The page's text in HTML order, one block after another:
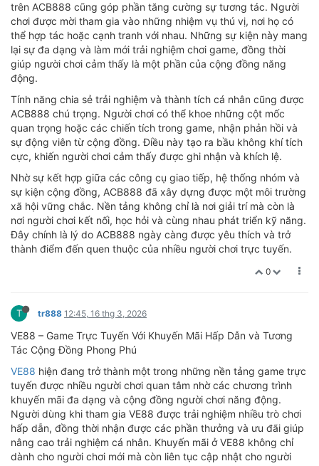
trên ACB888 cũng góp phần tăng cường sự tương tác. Người
chơi được mời tham gia vào những nhiệm vụ thú vị, nơi họ có
thể hợp tác hoặc cạnh tranh với nhau. Những sự kiện này mang
lại sự đa dạng và làm mới trải nghiệm chơi game, đồng thời
giúp người chơi cảm thấy là một phần của cộng đồng năng
động.
Tính năng chia sẻ trải nghiệm và thành tích cá nhân cũng được
ACB888 chú trọng. Người chơi có thể khoe những cột mốc
quan trọng hoặc các chiến tích trong game, nhận phản hồi và
sự động viên từ cộng đồng. Điều này tạo ra bầu không khí tích
cực, khiến người chơi cảm thấy được ghi nhận và khích lệ.
Nhờ sự kết hợp giữa các công cụ giao tiếp, hệ thống nhóm và
sự kiện cộng đồng, ACB888 đã xây dựng được một môi trường
xã hội vững chắc. Nền tảng không chỉ là nơi giải trí mà còn là
nơi người chơi kết nối, học hỏi và cùng nhau phát triển kỹ năng.
Đây chính là lý do ACB888 ngày càng được yêu thích và trở
thành điểm đến quen thuộc của nhiều người chơi trực tuyến.
0
T tr888 12:45, 16 thg 3, 2026
VE88 – Game Trực Tuyến Với Khuyến Mãi Hấp Dẫn và Tương
Tác Cộng Đồng Phong Phú
VE88 hiện đang trở thành một trong những nền tảng game trực
tuyến được nhiều người chơi quan tâm nhờ các chương trình
khuyến mãi đa dạng và cộng đồng người chơi năng động.
Người dùng khi tham gia VE88 được trải nghiệm nhiều trò chơi
hấp dẫn, đồng thời nhận được các phần thưởng và ưu đãi giúp
nâng cao trải nghiệm cá nhân. Khuyến mãi ở VE88 không chỉ
dành cho người chơi mới mà còn liên tục cập nhật cho người